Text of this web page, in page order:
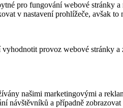
pro fungování webové stránky
v nastavení prohlížeče, avšak
provoz webové stránky
našimi marketingovými a
návštěvníků a případně